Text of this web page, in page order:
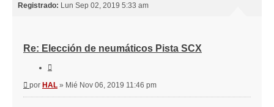
Registrado: Lun Sep 02, 2019 5:33 am
Re: Elección de neumáticos Pista SCX
Mensaje
por HAL » Mié Nov 06, 2019 11:46 pm